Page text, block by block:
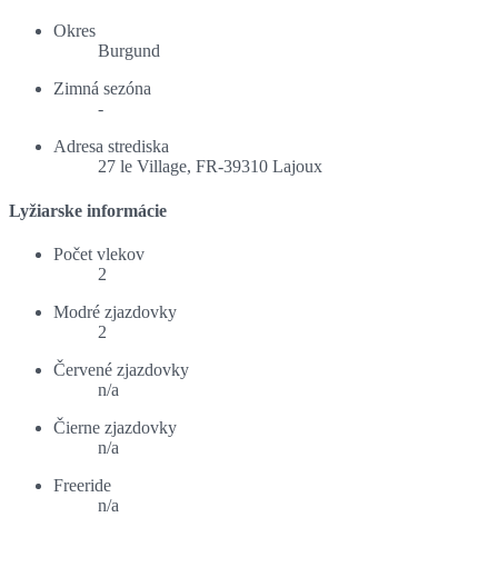
Okres
Burgund
Zimná sezóna
-
Adresa strediska
27 le Village, FR-39310 Lajoux
Lyžiarske informácie
Počet vlekov
2
Modré zjazdovky
2
Červené zjazdovky
n/a
Čierne zjazdovky
n/a
Freeride
n/a